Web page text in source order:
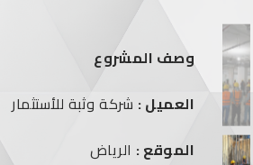
وصف المشروع
العميل : شركة وثبة للأستثمار
الموقع : الرياض